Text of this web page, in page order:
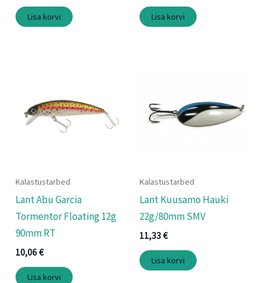
Lisa korvi Lisa korvi
Kalastustarbed
Lant Abu Garcia
Tormentor Floating 12g
90mm RT
10,06€
Lisa korvi
Kalastustarbed
Lant Kuusamo Hauki
22g/80mm SMV
11,33€
Lisa korvi